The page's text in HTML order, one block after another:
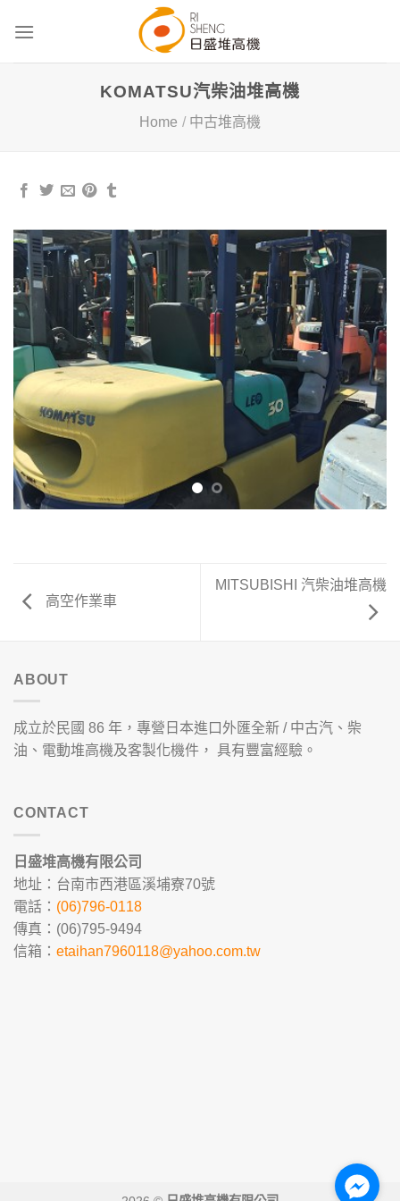
KOMATSU汽柴油堆高機
Home / 中古堆高機
高空作業車
MITSUBISHI 汽柴油堆高機
ABOUT
成立於民國 86 年，專營日本進口外匯全新 / 中古汽、柴
油、電動堆高機及客製化機件， 具有豐富經驗。
CONTACT
日盛堆高機有限公司
地址：台南市西港區溪埔寮70號
電話： (06)796-0118
傳真：(06)795-9494
信箱： etaihan7960118@yahoo.com.tw